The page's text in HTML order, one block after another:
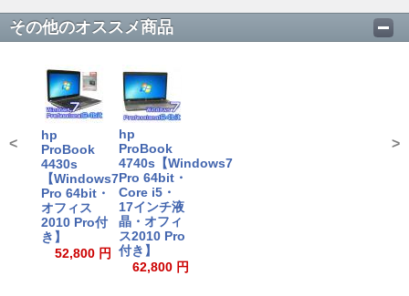
その他のオススメ商品
hp
ProBook
4430s
【Windows7
Pro 64bit・
オフィス
2010 Pro付
き】
52,800 円
hp
ProBook
4740s【Windows7
Pro 64bit・
Core i5・
17インチ液
晶・オフィ
ス2010 Pro
付き】
62,800 円
< >